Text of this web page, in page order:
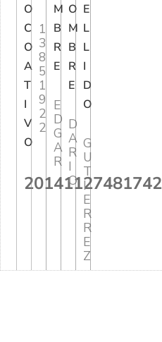
O
C
O
A
T
I
V
O
20141127481742
1
3
8
5
1
9
2
2
M
B
R
E
E
D
G
A
R
O
M
B
R
E
D
A
R
I
O
E
L
L
I
D
O
G
U
T
I
E
R
R
E
Z